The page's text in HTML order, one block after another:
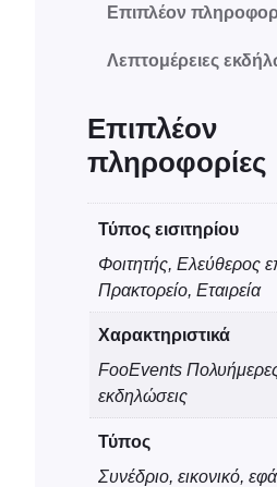
ι
σ
κ
π
Επιπλέον
Λεπτομέρειες
Επιπλέον
πληροφορίες
Τύπος εισιτηρίου
Φοιτητής, Ελεύθερος
Πρακτορείο, Εταιρεία
Χαρακτηριστικά
FooEvents
εκδηλώσεις
Τύπος
Συνέδριο, εικονικό,